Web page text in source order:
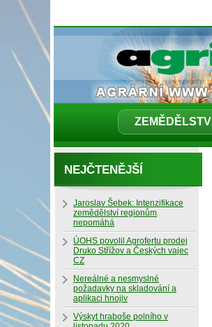
ZEMĚDĚLSTVÍ
NEJČTENĚJŠÍ
Jaroslav Šebek: Intenzifikace
zemědělství regionům
nepomáhá
ÚOHS povolil Agrofertu prodej
Druko Střížov a Českých vajec
CZ
Nereálné a nesmyslné
požadavky na skladování a
aplikaci hnojiv
Výskyt hraboše polního v